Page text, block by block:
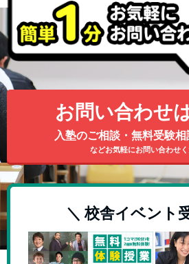
お問い合わせ
入塾のご相談・無料受験
などお気軽にお問い合わせく
＼ 校舎イベント